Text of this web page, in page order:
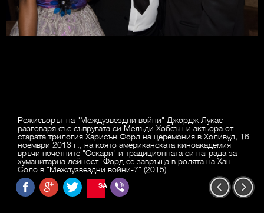
Режисьорът на "Междузвездни войни" Джордж Лукас
разговаря със съпругата си Мелъди Хобсън и актьора от
старата трилогия Харисън Форд на церемония в Холивуд, 16
ноември 2013 г., на която американската киноакадемия
връчи почетните "Оскари" и традиционната си награда за
хуманитарна дейност. Форд се завръща в ролята на Хан
Соло в "Междузвездни войни-7" (2015).
SAVE